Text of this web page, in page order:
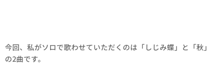
今回、私がソロで歌わせていただくのは「しじみ蝶」と「秋」
の2曲です。